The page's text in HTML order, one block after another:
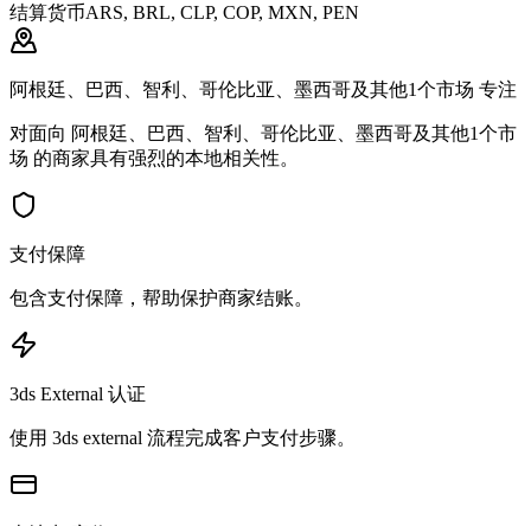
结算货币ARS, BRL, CLP, COP, MXN, PEN
阿根廷、巴西、智利、哥伦比亚、墨西哥及其他1个市场 专注
对面向 阿根廷、巴西、智利、哥伦比亚、墨西哥及其他1个市
场 的商家具有强烈的本地相关性。
支付保障
包含支付保障，帮助保护商家结账。
3ds External 认证
使用 3ds external 流程完成客户支付步骤。